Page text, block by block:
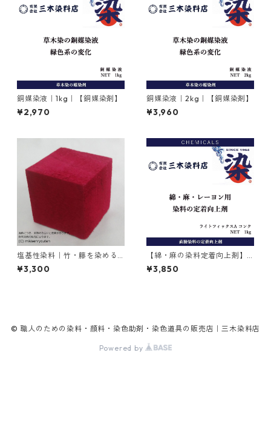
銅媒染液｜1kg｜【銅媒染剤】
¥2,970
銅媒染液｜2kg｜【銅媒染剤】
¥3,960
塩基性染料｜竹・籐を染める
｜100g｜塩基性レット（赤色
系）
¥3,300
【綿・麻の染料定着向上剤】
｜1kg｜ライトフィックスAコ
ンク
¥3,850
© 職人のための染料・顔料・染色助剤・染色道具の販売店｜三木染料店
Powered by